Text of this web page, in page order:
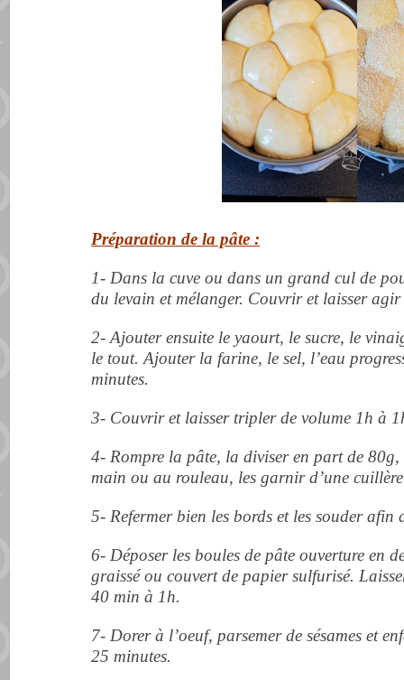
Préparation de la pâte :
1- Dans la cuve ou dans un grand cul de
du levain et mélanger. Couvrir et laisser
2- Ajouter ensuite le yaourt, le sucre, le
le tout. Ajouter la farine, le sel, l’eau
minutes.
3- Couvrir et laisser tripler de volume 1h à
4- Rompre la pâte, la diviser en part de
main ou au rouleau, les garnir d’une
5- Refermer bien les bords et les souder afin
6- Déposer les boules de pâte ouverture en
graissé ou couvert de papier sulfurisé.
40 min à 1h.
7- Dorer à l’oeuf, parsemer de sésames et
25 minutes.